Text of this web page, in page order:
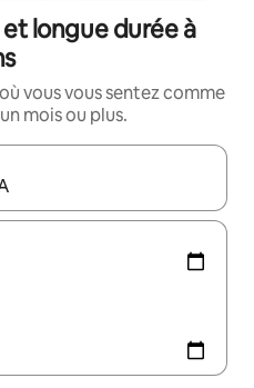
longue durée à
vous vous sentez comme
mois ou plus.
utilisez les flèches vers le